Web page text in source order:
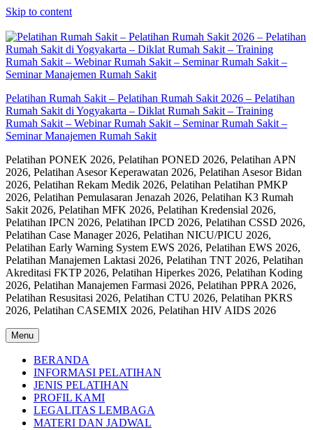
Skip to content
Pelatihan Rumah Sakit – Pelatihan Rumah Sakit 2026 – Pelatihan
Rumah Sakit di Yogyakarta – Diklat Rumah Sakit – Training
Rumah Sakit – Webinar Rumah Sakit – Seminar Rumah Sakit –
Seminar Manajemen Rumah Sakit
Pelatihan PONEK 2026, Pelatihan PONED 2026, Pelatihan APN
2026, Pelatihan Asesor Keperawatan 2026, Pelatihan Asesor Bidan
2026, Pelatihan Rekam Medik 2026, Pelatihan Pelatihan PMKP
2026, Pelatihan Pemulasaran Jenazah 2026, Pelatihan K3 Rumah
Sakit 2026, Pelatihan MFK 2026, Pelatihan Kredensial 2026,
Pelatihan IPCN 2026, Pelatihan IPCD 2026, Pelatihan CSSD 2026,
Pelatihan Case Manager 2026, Pelatihan NICU/PICU 2026,
Pelatihan Early Warning System EWS 2026, Pelatihan EWS 2026,
Pelatihan Manajemen Laktasi 2026, Pelatihan TNT 2026, Pelatihan
Akreditasi FKTP 2026, Pelatihan Hiperkes 2026, Pelatihan Koding
2026, Pelatihan Manajemen Farmasi 2026, Pelatihan PPRA 2026,
Pelatihan Resusitasi 2026, Pelatihan CTU 2026, Pelatihan PKRS
2026, Pelatihan CASEMIX 2026, Pelatihan HIV AIDS 2026
Menu
BERANDA
INFORMASI PELATIHAN
JENIS PELATIHAN
PROFIL KAMI
LEGALITAS LEMBAGA
MATERI DAN JADWAL